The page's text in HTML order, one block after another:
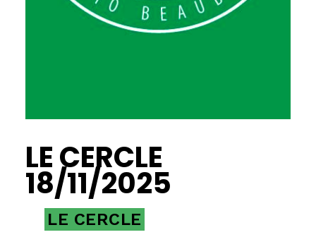
LE CERCLE
18/11/2025
LE CERCLE